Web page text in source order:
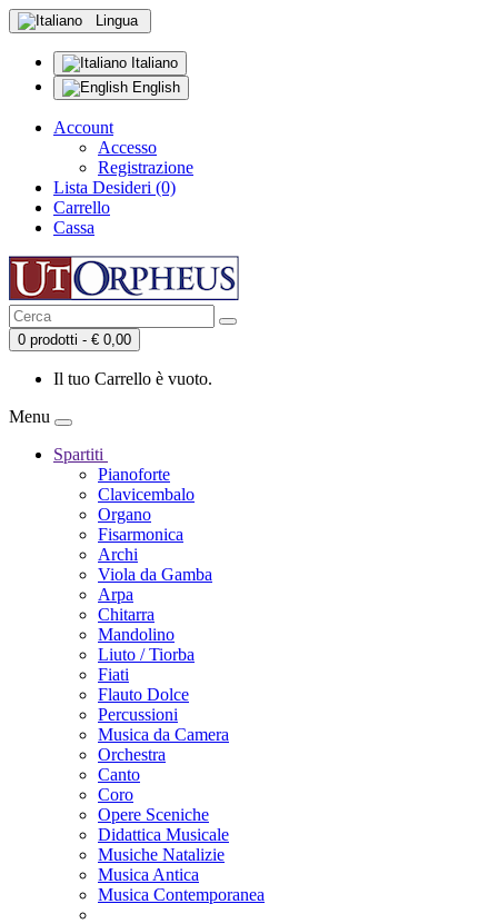
Lingua
Italiano
English
Account
Accesso
Registrazione
Lista Desideri (0)
Carrello
Cassa
0 prodotti - € 0,00
Il tuo Carrello è vuoto.
Menu
Spartiti
Pianoforte
Clavicembalo
Organo
Fisarmonica
Archi
Viola da Gamba
Arpa
Chitarra
Mandolino
Liuto / Tiorba
Fiati
Flauto Dolce
Percussioni
Musica da Camera
Orchestra
Canto
Coro
Opere Sceniche
Didattica Musicale
Musiche Natalizie
Musica Antica
Musica Contemporanea